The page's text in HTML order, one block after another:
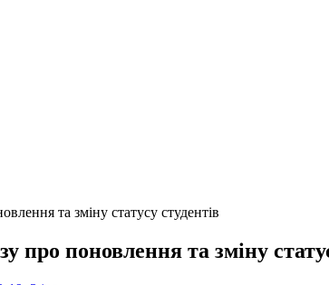
та зміну статусу студентів
про поновлення та зміну